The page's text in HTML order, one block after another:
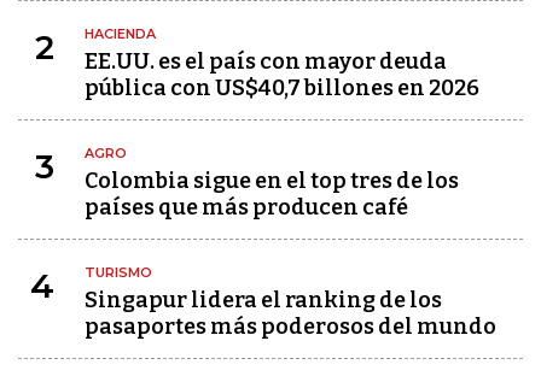
2 HACIENDA
EE.UU. es el país con mayor deuda
pública con US$40,7 billones en 2026
3 AGRO
Colombia sigue en el top tres de los
países que más producen café
4 TURISMO
Singapur lidera el ranking de los
pasaportes más poderosos del mundo